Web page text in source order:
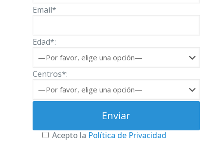
Email*
Edad*:
Centros*:
Acepto la Política de Privacidad